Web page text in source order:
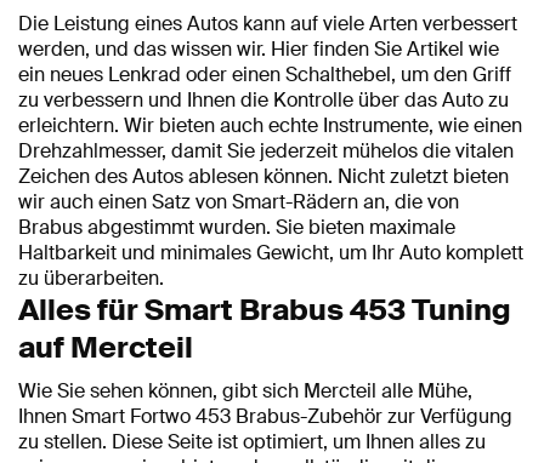
Die Leistung eines Autos kann auf viele Arten verbessert
werden, und das wissen wir. Hier finden Sie Artikel wie
ein neues Lenkrad oder einen Schalthebel, um den Griff
zu verbessern und Ihnen die Kontrolle über das Auto zu
erleichtern. Wir bieten auch echte Instrumente, wie einen
Drehzahlmesser, damit Sie jederzeit mühelos die vitalen
Zeichen des Autos ablesen können. Nicht zuletzt bieten
wir auch einen Satz von Smart-Rädern an, die von
Brabus abgestimmt wurden. Sie bieten maximale
Haltbarkeit und minimales Gewicht, um Ihr Auto komplett
zu überarbeiten.
Alles für Smart Brabus 453 Tuning
auf Mercteil
Wie Sie sehen können, gibt sich Mercteil alle Mühe,
Ihnen Smart Fortwo 453 Brabus-Zubehör zur Verfügung
zu stellen. Diese Seite ist optimiert, um Ihnen alles zu